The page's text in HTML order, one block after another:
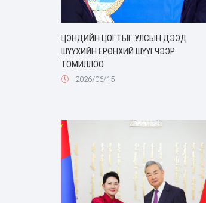
ЦЭНДИЙН ЦОГТЫГ УЛСЫН ДЭЭД
ШҮҮХИЙН ЕРӨНХИЙ ШҮҮГЧЭЭР
ТОМИЛЛОО
2026/06/15